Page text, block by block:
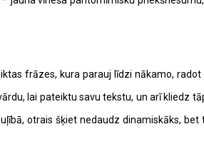
frāzes, kura parauj līdzi nākamo, radot
lai pateiktu savu tekstu, un arī kliedz
otrais šķiet nedaudz dinamiskāks, bet